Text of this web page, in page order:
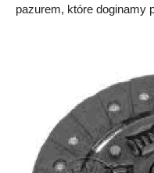
pazurem, które doginamy